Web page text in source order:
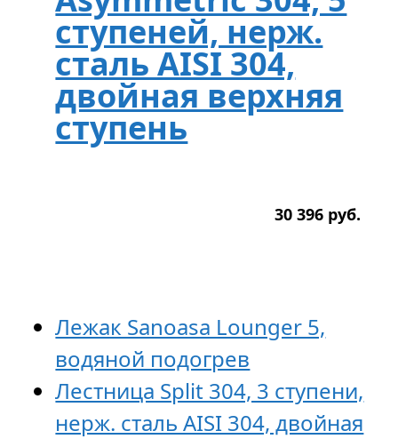
ступеней, нерж.
сталь AISI 304,
двойная верхняя
ступень
30 396 руб.
Лежак Sanoasa Lounger 5,
водяной подогрев
Лестница Split 304, 3 ступени,
нерж. сталь AISI 304, двойная